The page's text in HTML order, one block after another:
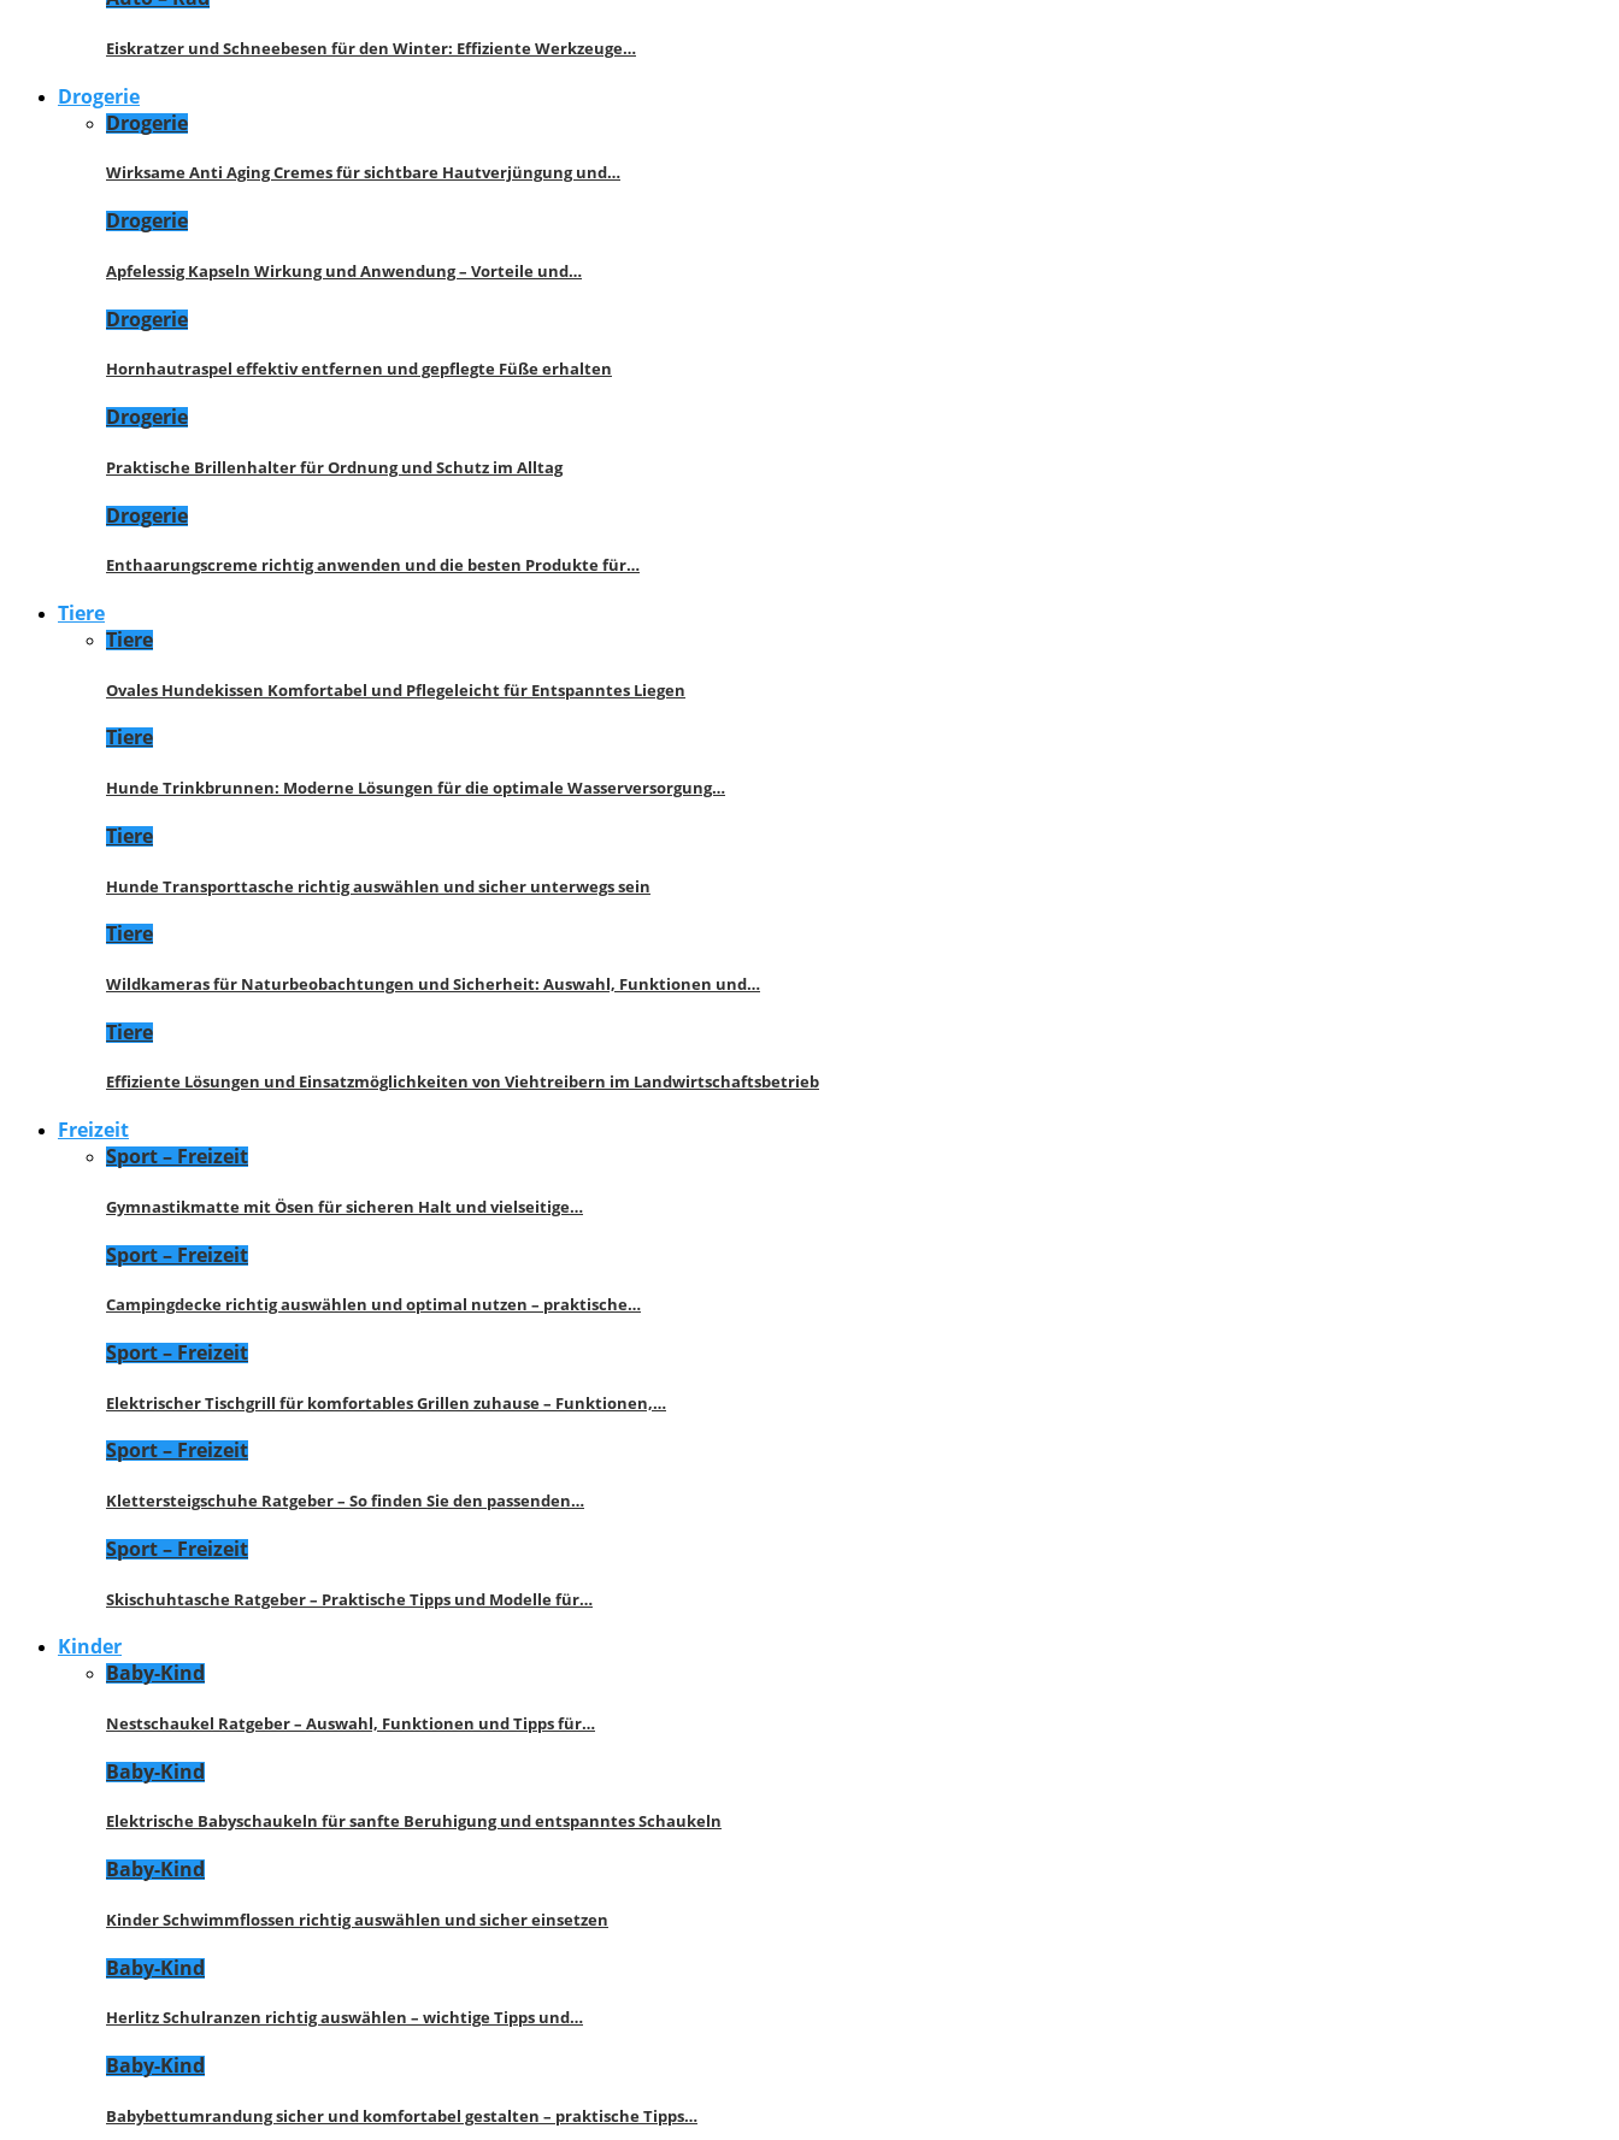
Eiskratzer und Schneebesen für den Winter: Effiziente Werkzeuge…
Drogerie
Drogerie
Wirksame Anti Aging Cremes für sichtbare Hautverjüngung und…
Drogerie
Apfelessig Kapseln Wirkung und Anwendung – Vorteile und…
Drogerie
Hornhautraspel effektiv entfernen und gepflegte Füße erhalten
Drogerie
Praktische Brillenhalter für Ordnung und Schutz im Alltag
Drogerie
Enthaarungscreme richtig anwenden und die besten Produkte für…
Tiere
Tiere
Ovales Hundekissen Komfortabel und Pflegeleicht für Entspanntes Liegen
Tiere
Hunde Trinkbrunnen: Moderne Lösungen für die optimale Wasserversorgung…
Tiere
Hunde Transporttasche richtig auswählen und sicher unterwegs sein
Tiere
Wildkameras für Naturbeobachtungen und Sicherheit: Auswahl, Funktionen und…
Tiere
Effiziente Lösungen und Einsatzmöglichkeiten von Viehtreibern im Landwirtschaftsbetrieb
Freizeit
Sport – Freizeit
Gymnastikmatte mit Ösen für sicheren Halt und vielseitige…
Sport – Freizeit
Campingdecke richtig auswählen und optimal nutzen – praktische…
Sport – Freizeit
Elektrischer Tischgrill für komfortables Grillen zuhause – Funktionen,…
Sport – Freizeit
Klettersteigschuhe Ratgeber – So finden Sie den passenden…
Sport – Freizeit
Skischuhtasche Ratgeber – Praktische Tipps und Modelle für…
Kinder
Baby-Kind
Nestschaukel Ratgeber – Auswahl, Funktionen und Tipps für…
Baby-Kind
Elektrische Babyschaukeln für sanfte Beruhigung und entspanntes Schaukeln
Baby-Kind
Kinder Schwimmflossen richtig auswählen und sicher einsetzen
Baby-Kind
Herlitz Schulranzen richtig auswählen – wichtige Tipps und…
Baby-Kind
Babybettumrandung sicher und komfortabel gestalten – praktische Tipps…